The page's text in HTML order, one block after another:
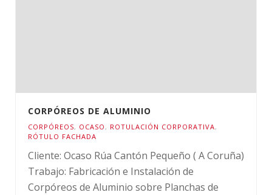
CORPÓREOS DE ALUMINIO
CORPÓREOS, OCASO , ROTULACIÓN CORPORATIVA,
RÓTULO FACHADA
Cliente: Ocaso Rúa Cantón Pequeño ( A Coruña)
Trabajo: Fabricación e Instalación de
Corpóreos de Aluminio sobre Planchas de